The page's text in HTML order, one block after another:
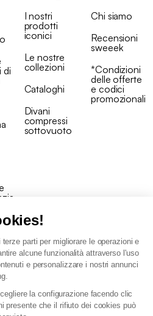
parti per migliorare le operazioni e
alcune funzionalità attraverso l'uso
e personalizzare i nostri annunci
la configurazione facendo clic
presente che il rifiuto dei cookies può
di
I nostri
prodotti
iconici
Le nostre
collezioni
Cataloghi
Divani
compressi
sottovuoto
Chi siamo
Recensioni
sweeek
*Condizioni
delle offerte
e codici
promozionali
vendita
dati personali e dei cookie
per clienti professionali